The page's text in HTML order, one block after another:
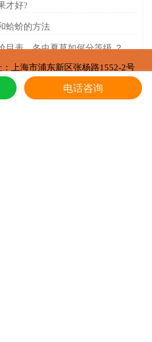
才好?
蛤蚧的方法
表，冬虫夏草如何分等级 ？什么价
曲市招商局达成战略合作
论坛在上海浦东国际会议中心成功举办
上海市浦东新区张杨路1552-2号
技有限公司 版权所有
© 2002-2021电话咨询